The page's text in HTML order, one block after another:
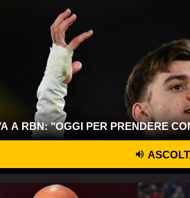
A RBN: "OGGI PER PRENDERE